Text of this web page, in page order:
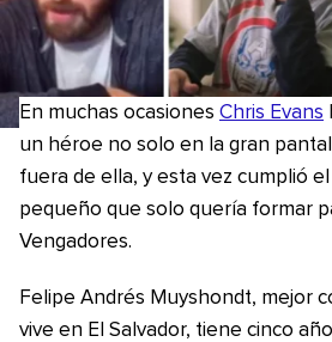
En muchas ocasiones Chris Evans
un héroe no solo en la gran
fuera de ella, y esta vez cumplió
pequeño que solo quería formar
Vengadores.
Felipe Andrés Muyshondt, mejor
vive en El Salvador, tiene cinco